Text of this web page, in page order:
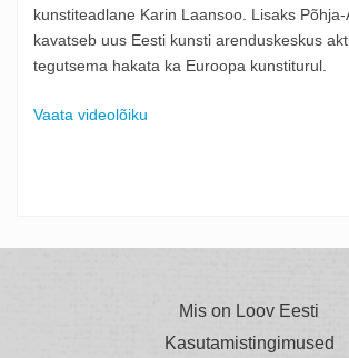
kunstiteadlane Karin Laansoo. Lisaks
kavatseb uus Eesti kunsti arenduskeskus
tegutsema hakata ka Euroopa kunstiturul.
Vaata videolõiku
Mis on Loov Eesti
Kasutamistingimused